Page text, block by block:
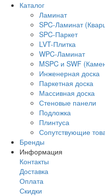
Каталог
Ламинат
SPC-Ламинат
SPC-Паркет
LVT-Плитка
WPC-Ламинат
MSPC и SWF
Инженерная доска
Паркетная доска
Массивная доска
Стеновые панели
Подложка
Плинтуса
Сопутствующие
Бренды
Информация
Контакты
Доставка
Оплата
Скидки